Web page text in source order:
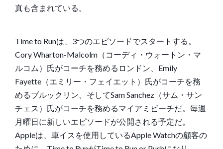
真も含まれている。
Time to Runは、3つのエピソードでスタートする。
Cory Wharton-Malcolm（コーディ・ウォートン・マ
ルコム）氏がコーチを務めるロンドン、Emily
Fayette（エミリー・フェイエット）氏がコーチを務
めるブルックリン、そしてSam Sanchez（サム・サン
チェス）氏がコーチを務めるマイアミビーチだ。毎週
月曜日に新しいエピソードが公開される予定だ。
Appleは、車イスを使用しているApple Watchの顧客の